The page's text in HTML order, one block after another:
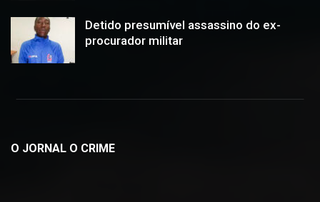
Detido presumível assassino do ex-
procurador militar
O JORNAL O CRIME